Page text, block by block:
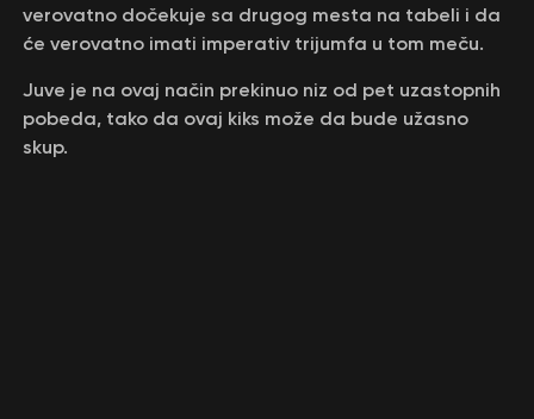
verovatno dočekuje sa drugog mesta na tabeli i da
će verovatno imati imperativ trijumfa u tom meču.
Juve je na ovaj način prekinuo niz od pet uzastopnih
pobeda, tako da ovaj kiks može da bude užasno
skup.